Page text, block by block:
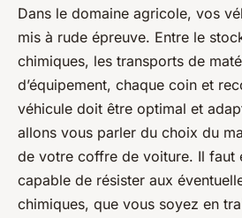
Quel est le
pour un tapis de
résistant aux
chimiques pour
agricole?
diodore• 17 avril 2024 •6 min de
Dans le domaine agricole, vos
mis à rude épreuve. Entre le
chimiques, les transports de
d’équipement, chaque coin et
véhicule doit être optimal et
allons vous parler du choix du
de votre coffre de voiture. Il faut
capable de résister aux
chimiques, que vous soyez en